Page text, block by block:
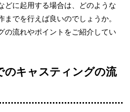
どに起用する場合は、どのような
でを行えば良いのでしょうか。
の流れやポイントをご紹介してい
のキャスティングの流